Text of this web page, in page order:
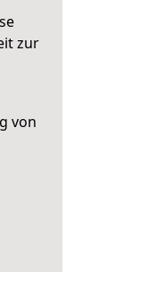
zur
von